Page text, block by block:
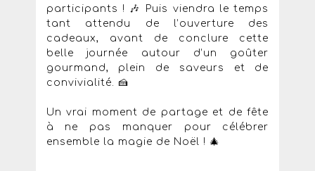
participants ! 🎶 Puis viendra le temps
tant attendu de l’ouverture des
cadeaux, avant de conclure cette
belle journée autour d’un goûter
gourmand, plein de saveurs et de
convivialité. 🍰
Un vrai moment de partage et de fête
à ne pas manquer pour célébrer
ensemble la magie de Noël ! 🎄